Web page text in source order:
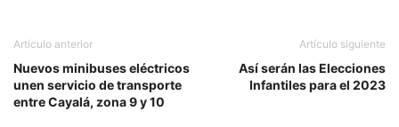
Artículo anterior
Nuevos minibuses eléctricos
unen servicio de transporte
entre Cayalá, zona 9 y 10
Artículo siguiente
Así serán las Elecciones
Infantiles para el 2023